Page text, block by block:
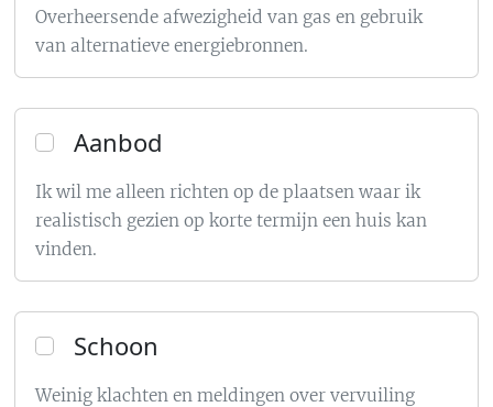
Overheersende afwezigheid van gas en gebruik
van alternatieve energiebronnen.
Aanbod
Ik wil me alleen richten op de plaatsen waar ik
realistisch gezien op korte termijn een huis kan
vinden.
Schoon
Weinig klachten en meldingen over vervuiling